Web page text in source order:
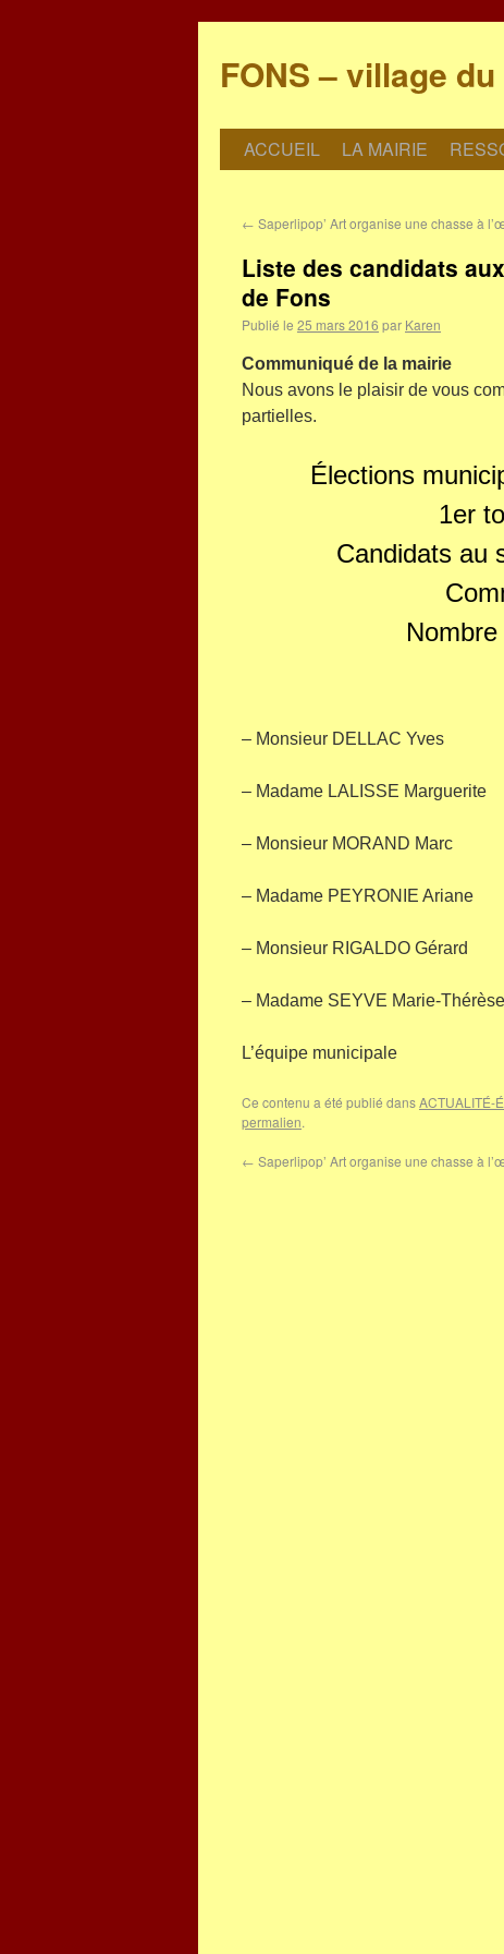
FONS – village
ACCUEIL LA MAIRIE
← Saperlipop’ Art organise une chasse à
Liste des candidats
de Fons
Publié le 25 mars 2016 par Karen
Communiqué de la mairie
Nous avons le plaisir de vous
partielles.
Élections
1er
Candidats au
– Monsieur DELLAC Yves
– Madame LALISSE Marguerite
– Monsieur MORAND Marc
– Madame PEYRONIE Ariane
– Monsieur RIGALDO Gérard
– Madame SEYVE Marie-Thérèse
L’équipe municipale
Ce contenu a été publié dansACTUALITÉ-
permalien.
← Saperlipop’ Art organise une chasse à